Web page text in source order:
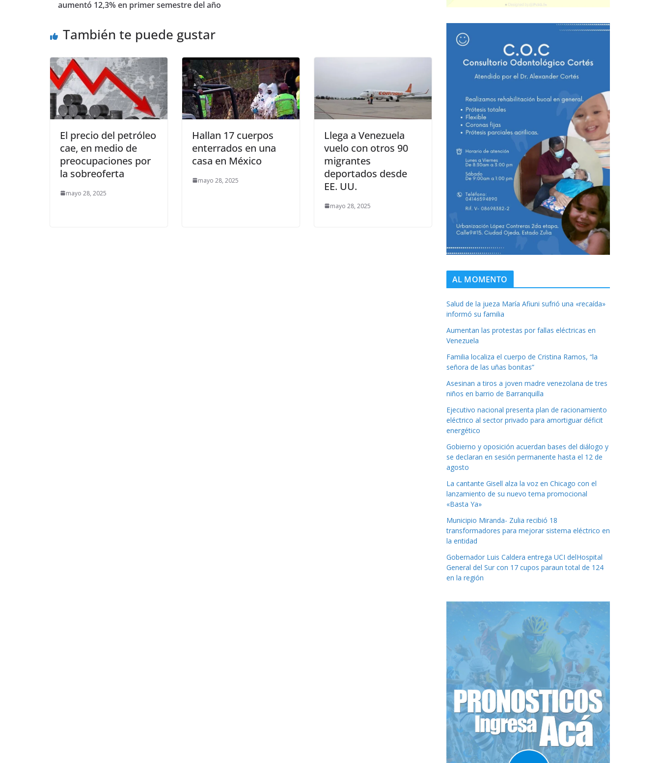
aumentó 12,3% en primer semestre del año
También te puede gustar
El precio del petróleo
cae, en medio de
preocupaciones por
la sobreoferta
mayo 28, 2025
Hallan 17 cuerpos
enterrados en una
casa en México
mayo 28, 2025
Llega a Venezuela
vuelo con otros 90
migrantes
deportados desde
EE. UU.
mayo 28, 2025
AL MOMENTO
Salud de la jueza María Afiuni sufrió una «recaída»
informó su familia
Aumentan las protestas por fallas eléctricas en
Venezuela
Familia localiza el cuerpo de Cristina Ramos, “la
señora de las uñas bonitas”
Asesinan a tiros a joven madre venezolana de tres
niños en barrio de Barranquilla
Ejecutivo nacional presenta plan de racionamiento
eléctrico al sector privado para amortiguar déficit
energético
Gobierno y oposición acuerdan bases del diálogo y
se declaran en sesión permanente hasta el 12 de
agosto
La cantante Gisell alza la voz en Chicago con el
lanzamiento de su nuevo tema promocional
«Basta Ya»
Municipio Miranda- Zulia recibió 18
transformadores para mejorar sistema eléctrico en
la entidad
Gobernador Luis Caldera entrega UCI delHospital
General del Sur con 17 cupos paraun total de 124
en la región